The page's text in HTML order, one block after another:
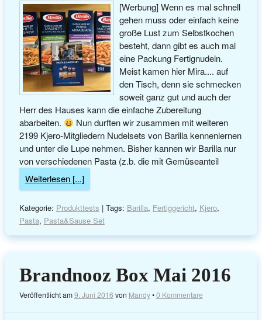
[Werbung] Wenn es mal schnell
gehen muss oder einfach keine
große Lust zum Selbstkochen
besteht, dann gibt es auch mal
eine Packung Fertignudeln.
Meist kamen hier Mira.... auf
den Tisch, denn sie schmecken
soweit ganz gut und auch der
Herr des Hauses kann die einfache Zubereitung
abarbeiten.
Nun durften wir zusammen mit weiteren
2199 Kjero-Mitgliedern Nudelsets von Barilla kennenlernen
und unter die Lupe nehmen. Bisher kannen wir Barilla nur
von verschiedenen Pasta (z.b. die mit Gemüseanteil
Weiterlesen [...]
Kategorie: Produkttests | Tags: Barilla, Fertiggericht, Kjero,
Pasta, Pasta&Sause Set
Brandnooz Box Mai 2016
Veröffentlicht am9. Juni 2016 von Mandy•0 Kommentare